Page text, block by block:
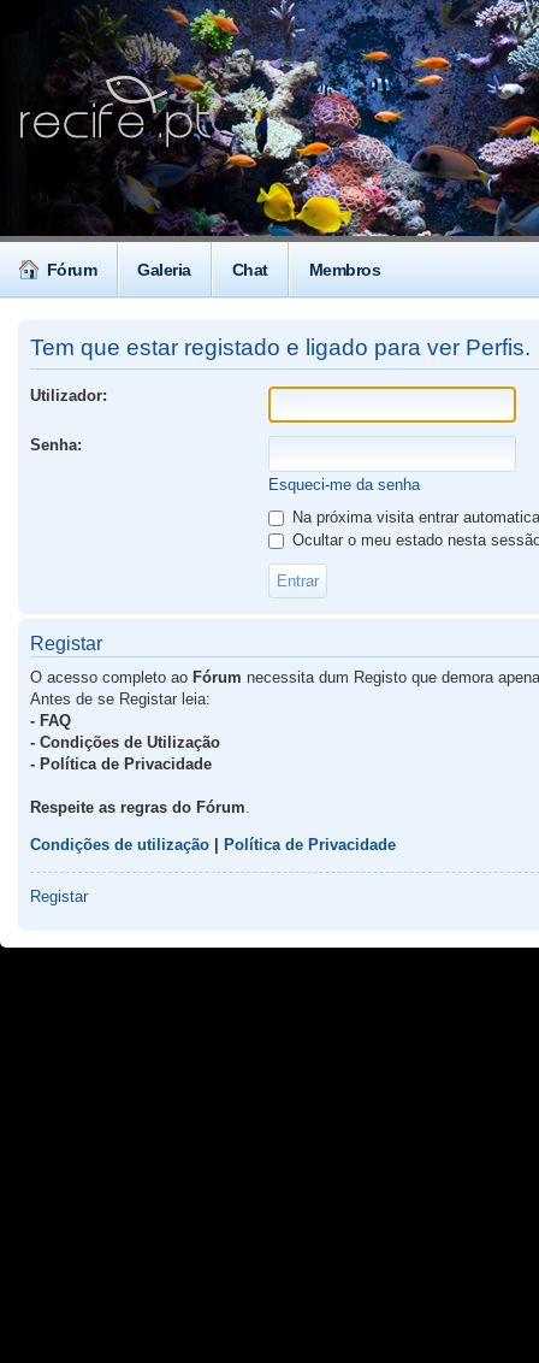
Fórum Galeria Chat Membros
Tem que estar registado e ligado para ver Perfis.
Utilizador:
Senha:
Esqueci-me da senha
Na próxima visita entrar
Ocultar o meu estado nesta
Registar
O acesso completo ao Fórum necessita dum Registo que demora
Antes de se Registar leia:
- FAQ
- Condições de Utilização
- Política de Privacidade
Respeite as regras do Fórum
Condições de utilização Política de Privacidade
Registar